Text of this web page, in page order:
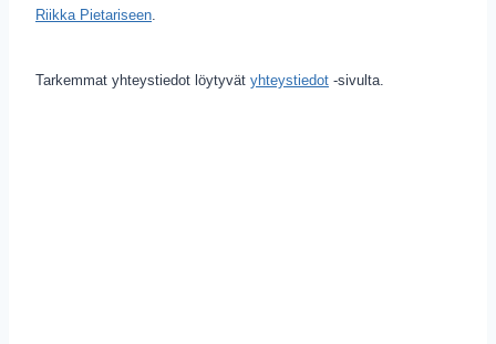
Riikka Pietariseen.
Tarkemmat yhteystiedot löytyvät yhteystiedot -sivulta.